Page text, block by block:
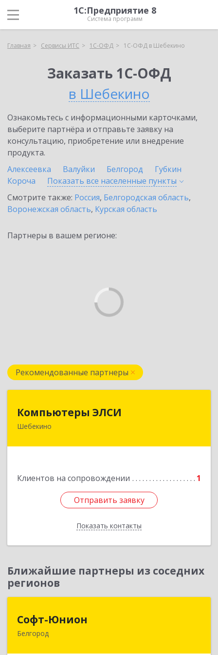
1С:Предприятие 8
Система программ
Главная Сервисы ИТС 1С-ОФД 1С-ОФД в Шебекино
Заказать 1С-ОФД
в Шебекино
Ознакомьтесь с информационными карточками,
выберите партнёра и отправьте заявку на
консультацию, приобретение или внедрение
продукта.
Алексеевка
Валуйки Белгород
Губкин
Короча
Показать все населенные пункты
Смотрите также: Россия, Белгородская область,
Воронежская область, Курская область
Партнеры в вашем регионе:
Рекомендованные партнеры
Компьютеры ЭЛСИ
Шебекино
Клиентов на сопровождении 1
Отправить заявку
Показать контакты
Отправить заявку
Назад
Ближайшие партнеры из соседних
регионов
Софт-Юнион
Белгород
308014, Белгородская обл, Белгород г, Садовая